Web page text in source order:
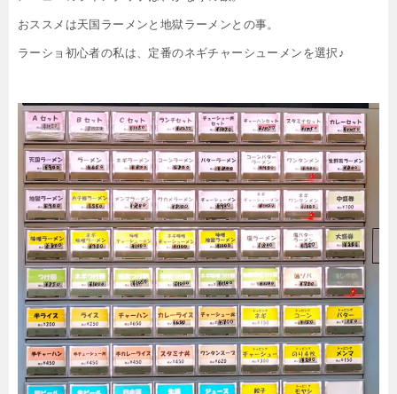
おススメは天国ラーメンと地獄ラーメンとの事。
ラーショ初心者の私は、定番のネギチャーシューメンを選択♪